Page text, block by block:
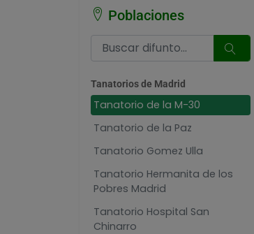
Poblaciones
Tanatorios de Madrid
Tanatorio de la M-30
Tanatorio de la Paz
Tanatorio Gomez Ulla
Tanatorio Hermanita de los
Pobres Madrid
Tanatorio Hospital San
Chinarro